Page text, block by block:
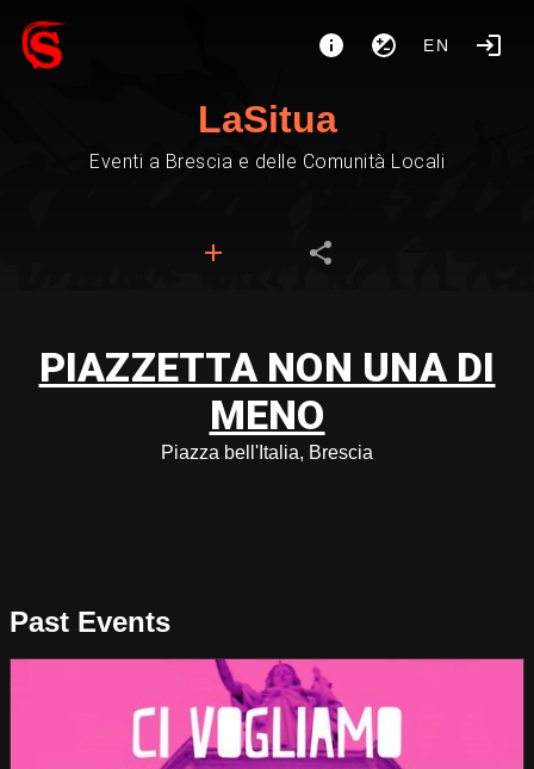
EN
LaSitua
Eventi a Brescia e delle Comunità Locali
PIAZZETTA NON UNA DI
MENO
Piazza bell'Italia, Brescia
Past Events